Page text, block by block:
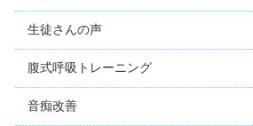
生徒さんの声
腹式呼吸トレーニング
音痴改善